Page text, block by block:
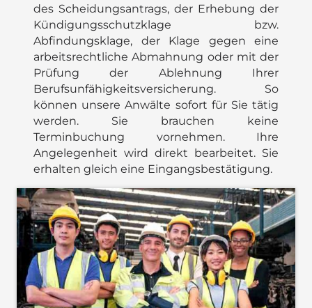
des Scheidungsantrags, der Erhebung der
Kündigungsschutzklage bzw.
Abfindungsklage, der Klage gegen eine
arbeitsrechtliche Abmahnung oder mit der
Prüfung der Ablehnung Ihrer
Berufsunfähigkeitsversicherung. So
können unsere Anwälte sofort für Sie tätig
werden. Sie brauchen keine
Terminbuchung vornehmen. Ihre
Angelegenheit wird direkt bearbeitet. Sie
erhalten gleich eine Eingangsbestätigung.